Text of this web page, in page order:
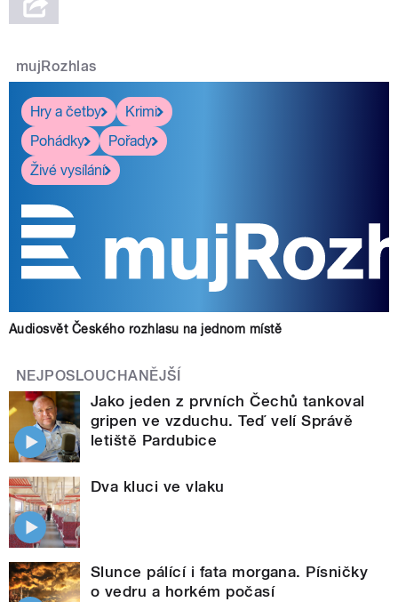
mujRozhlas
Hry a četby
Krimi
Pohádky
Pořady
Živé vysílání
Audiosvět Českého rozhlasu na jednom místě
NEJPOSLOUCHANĚJŠÍ
Jako jeden z prvních Čechů tankoval
gripen ve vzduchu. Teď velí Správě
letiště Pardubice
Dva kluci ve vlaku
Slunce pálící i fata morgana. Písničky
o vedru a horkém počasí